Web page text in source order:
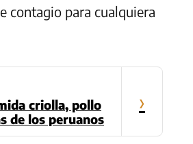
contagio para cualquiera
criolla, pollo
de los peruanos
›